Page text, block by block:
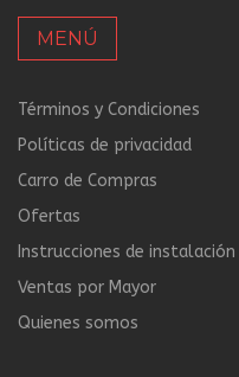
MENÚ
Términos y Condiciones
Políticas de privacidad
Carro de Compras
Ofertas
Instrucciones de instalación
Ventas por Mayor
Quienes somos